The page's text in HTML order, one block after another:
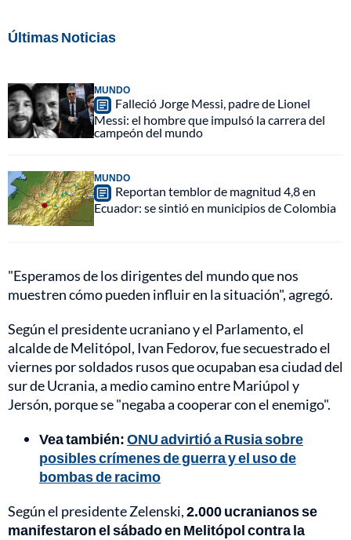
Últimas Noticias
MUNDO
Falleció Jorge Messi, padre de Lionel
Messi: el hombre que impulsó la carrera del
campeón del mundo
MUNDO
Reportan temblor de magnitud 4,8 en
Ecuador: se sintió en municipios de Colombia
"Esperamos de los dirigentes del mundo que nos
muestren cómo pueden influir en la situación", agregó.
Según el presidente ucraniano y el Parlamento, el
alcalde de Melitópol, Ivan Fedorov, fue secuestrado el
viernes por soldados rusos que ocupaban esa ciudad del
sur de Ucrania, a medio camino entre Mariúpol y
Jersón, porque se "negaba a cooperar con el enemigo".
Vea también:ONU advirtió a Rusia sobre
posibles crímenes de guerra y el uso de
bombas de racimo
Según el presidente Zelenski,2.000 ucranianos se
manifestaron el sábado en Melitópol contra la